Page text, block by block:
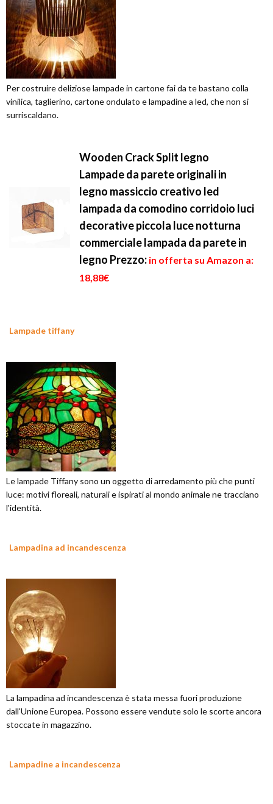
Per costruire deliziose lampade in cartone fai da te bastano colla
vinilica, taglierino, cartone ondulato e lampadine a led, che non si
surriscaldano.
Wooden Crack Split legno
Lampade da parete originali in
legno massiccio creativo led
lampada da comodino corridoio luci
decorative piccola luce notturna
commerciale lampada da parete in
legno Prezzo: in offerta su Amazon a:
18,88€
Lampade tiffany
Le lampade Tiffany sono un oggetto di arredamento più che punti
luce: motivi floreali, naturali e ispirati al mondo animale ne tracciano
l'identità.
Lampadina ad incandescenza
La lampadina ad incandescenza è stata messa fuori produzione
dall'Unione Europea. Possono essere vendute solo le scorte ancora
stoccate in magazzino.
Lampadine a incandescenza